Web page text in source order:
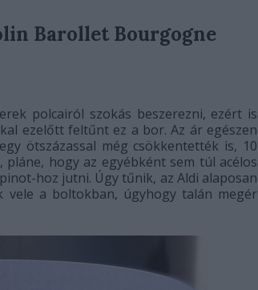
Barollet Bourgogne
polcairól szokás beszerezni, ezért is
ezelőtt feltűnt ez a bor. Az ár egészen
ötszázassal még csökkentették is, 10
hogy az egyébként sem túl acélos
hoz jutni. Úgy tűnik, az Aldi alaposan
a boltokban, úgyhogy talán megér